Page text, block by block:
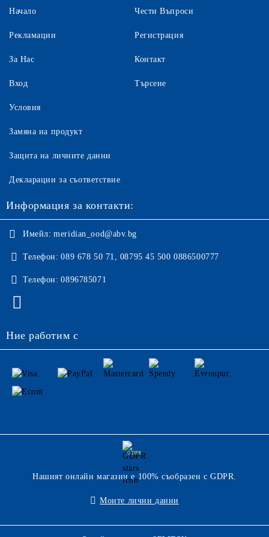
Начало
Рекламации
За Нас
Вход
Чести Въпроси
Регистрация
Контакт
Търсене
Условия
Замяна на продукт
Защита на личните данни
Декларации за съответствие
Информация за контакти:
Имейл: meridian_ood@abv.bg
Телефон: 089 678 50 71, 08795 45 500 0886500777
Телефон: 0896785071
Ние работим с
GDPR
Нашият онлайн магазин е 100% съобразен с GDPR.
Моите лични данни